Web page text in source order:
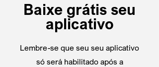
Baixe grátis seu
aplicativo
Lembre-se que seu seu aplicativo
só será habilitado após a